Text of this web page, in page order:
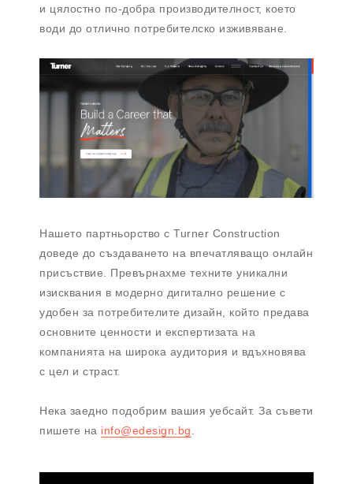
и цялостно по-добра производителност, което
води до отлично потребителско изживяване.
Нашето партньорство с Turner Construction
доведе до създаването на впечатляващо онлайн
присъствие. Превърнахме техните уникални
изисквания в модерно дигитално решение с
удобен за потребителите дизайн, който предава
основните ценности и експертизата на
компанията на широка аудитория и вдъхновява
с цел и страст.
Нека заедно подобрим вашия уебсайт. За съвети
пишете на info@edesign.bg